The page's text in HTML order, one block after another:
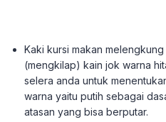
Kaki kursi makan
(mengkilap) kain jok warna
selera anda untuk
warna yaitu putih sebagai
atasan yang bisa berputar.